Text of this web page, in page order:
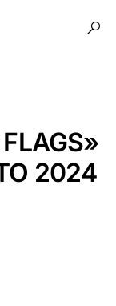
2024